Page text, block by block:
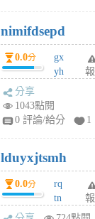
U
5
個
月
nimifdsepd
0.0分
gx
yh
jl
月
前
報
分享
1043點閱
0 評論/給分
1
lduyxjtsmh
0.0分
rq
tn
jt
報